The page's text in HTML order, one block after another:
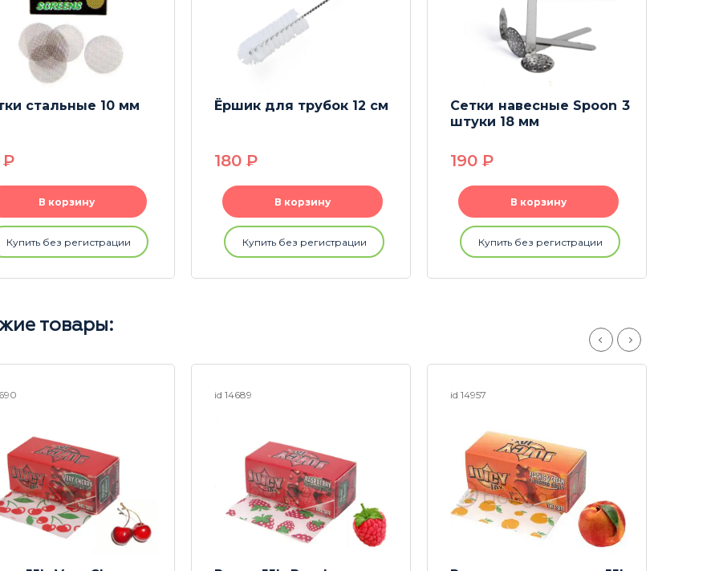
стальные 10 мм
P
В корзину
Купить без регистрации
Ёршик для трубок 12 см
180 P
В корзину
Купить без регистрации
Сетки навесные Spoon 3
штуки 18 мм
190 P
В корзину
Купить без регистрации
товары:
id 14689 id 14957